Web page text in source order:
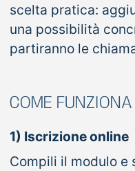
scelta pratica:
una possibilità
partiranno le
COME
1) Iscrizione online
Compili il modulo e